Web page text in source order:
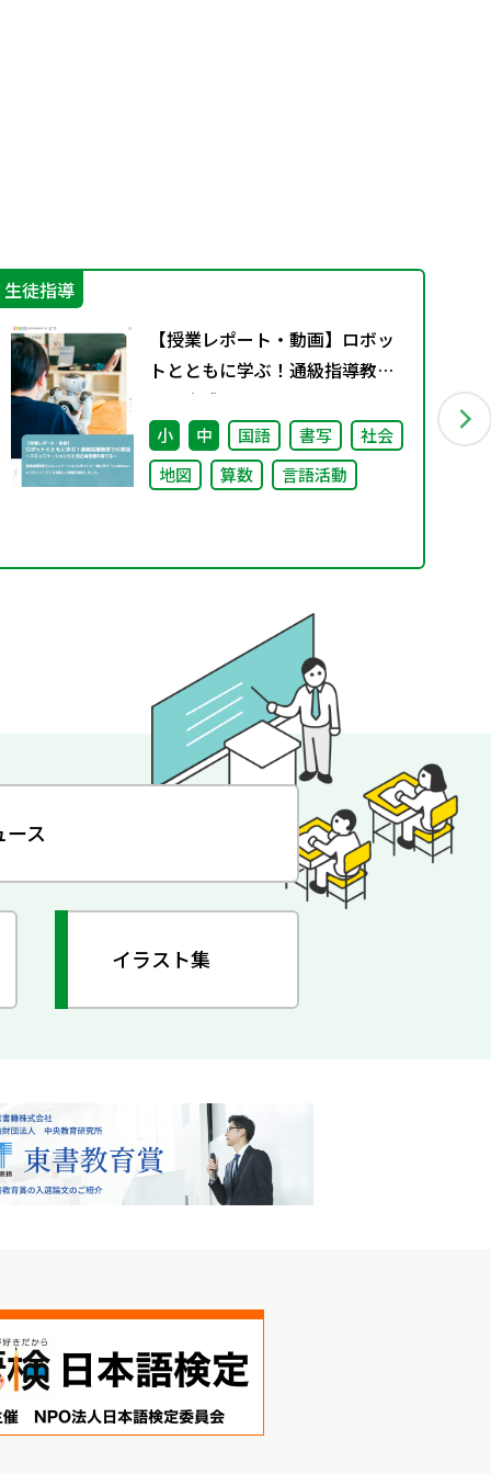
生徒指導
【授業レポート・動画】ロボッ
トとともに学ぶ！通級指導教室
での実践～コミュニケーション
力と自己肯定感を育てる～
小 中 国語 書写
社会
地図
算数 言語活動
ース
イラスト集